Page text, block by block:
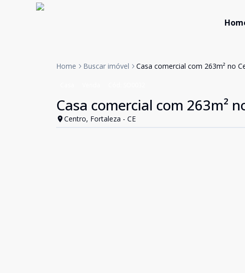
Home Buscar imóvel Casa comercial com 263m² no
Casa comercial com 263m²
Centro, Fortaleza - CE